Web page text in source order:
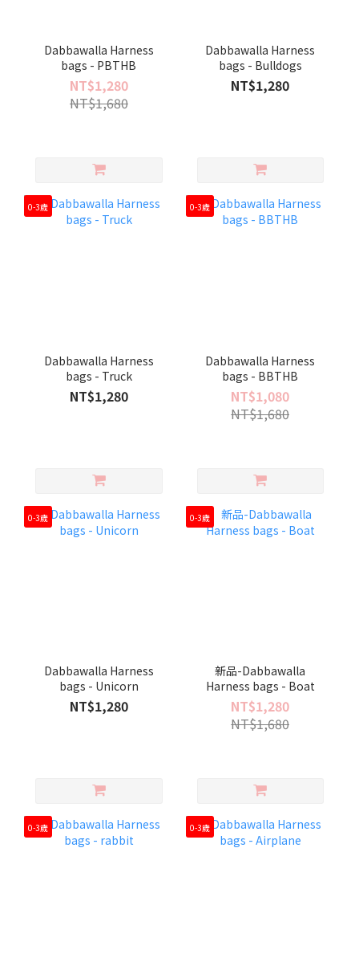
Dabbawalla Harness
bags - PBTHB
NT$1,280
NT$1,680
Dabbawalla Harness
bags - Bulldogs
NT$1,280
0-3歲
Dabbawalla Harness
bags - Truck
NT$1,280
0-3歲
Dabbawalla Harness
bags - BBTHB
NT$1,080
NT$1,680
0-3歲
Dabbawalla Harness
bags - Unicorn
NT$1,280
0-3歲
新品-Dabbawalla
Harness bags - Boat
NT$1,280
NT$1,680
0-3歲 0-3歲